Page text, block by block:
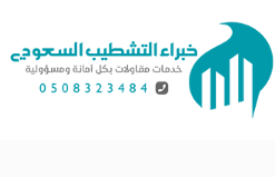
إلى
المحتوى